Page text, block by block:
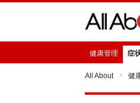
健康管理 症
All About 健